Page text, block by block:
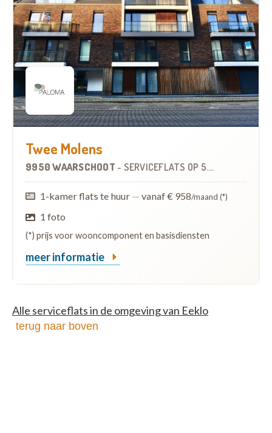
Twee Molens
9950 WAARSCHOOT - SERVICEFLATS OP 5.2 KM
1-kamer flats te huur — vanaf € 958/maand (*)
1 foto
(*) prijs voor wooncomponent en basisdiensten
meer informatie
Alle serviceflats in de omgeving van Eeklo
terug naar boven